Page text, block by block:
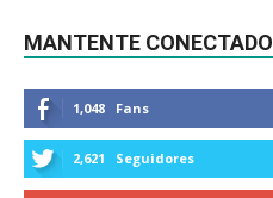
MANTENTE CONECTADO
1,048 Fans
2,621 Seguidores